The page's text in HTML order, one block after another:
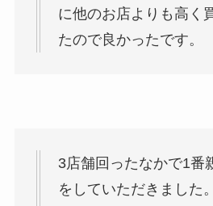
に他のお店よりも高く
たので良かったです。
3店舗回ったなかで1番
をしていただきました